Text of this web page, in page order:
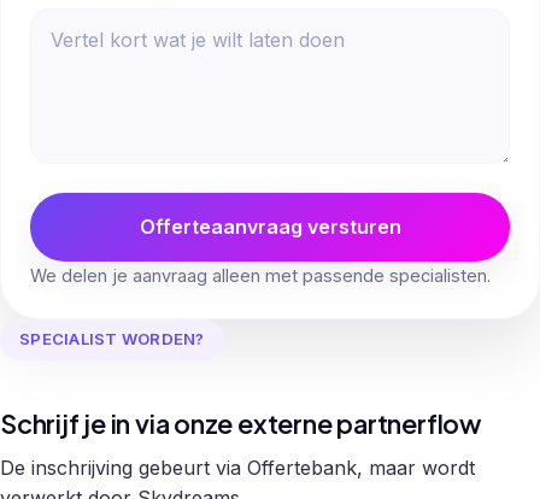
Offerteaanvraag versturen
We delen je aanvraag alleen met passende specialisten.
SPECIALIST WORDEN?
Schrijf je in via onze externe partnerflow
De inschrijving gebeurt via Offertebank, maar wordt